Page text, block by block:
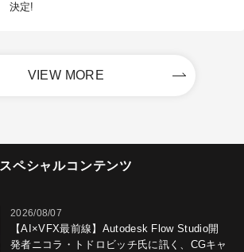
決定!
VIEW MORE
スペシャルコンテンツ
2026/08/07
【AI×VFX最前線】Autodesk Flow Studio開
発者ニコラ・トドロビッチ氏に訊く、CGキャ